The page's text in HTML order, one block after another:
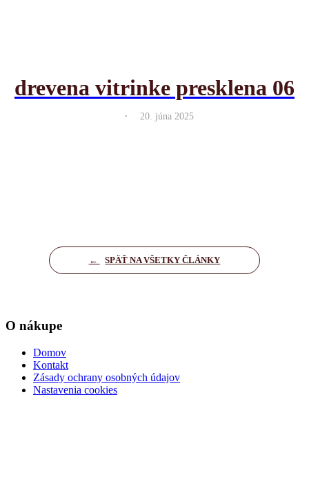
drevena vitrinke presklena 06
. 20. júna 2025
← SPÄŤ NA VŠETKY ČLÁNKY
O nákupe
Domov
Kontakt
Zásady ochrany osobných údajov
Nastavenia cookies